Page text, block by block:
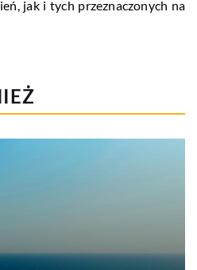
jak i tych przeznaczonych na